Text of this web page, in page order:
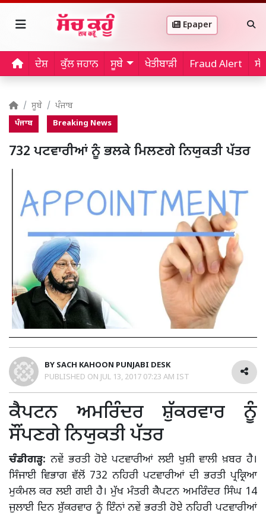
Epaper
ਦੇਸ਼ ਕੁੱਲ ਜਹਾਨ ਸੂਬੇ ਖੇਤੀਬਾੜੀ Fraud Alert
ਸੂਬੇ ਪੰਜਾਬ
ਪੰਜਾਬ Breaking News
732 ਪਟਵਾਰੀਆਂ ਨੂੰ ਭਲਕੇ ਮਿਲਣਗੇ ਨਿਯੁਕਤੀ ਪੱਤਰ
BY SACH KAHOON PUNJABI DESK
PUBLISHED ON JUL 13, 2017 07:23 AM IST
ਕੈਪਟਨ ਅਮਰਿੰਦਰ ਸ਼ੁੱਕਰਵਾਰ ਨੂੰ
ਸੌਂਪਣਗੇ ਨਿਯੁਕਤੀ ਪੱਤਰ
ਚੰਡੀਗੜ੍ਹ: ਨਵੇਂ ਭਰਤੀ ਹੋਏ ਪਟਵਾਰੀਆਂ ਲਈ ਖੁਸ਼ੀ ਵਾਲੀ ਖ਼ਬਰ ਹੈ।
ਸਿੰਜਾਈ ਵਿਭਾਗ ਵੱਲੋਂ 732 ਨਹਿਰੀ ਪਟਵਾਰੀਆਂ ਦੀ ਭਰਤੀ ਪ੍ਰਕ੍ਰਿਆ
ਮੁਕੰਮਲ ਕਰ ਲਈ ਗਈ ਹੈ। ਮੁੱਖ ਮੰਤਰੀ ਕੈਪਟਨ ਅਮਰਿੰਦਰ ਸਿੰਘ 14
ਜੁਲਾਈ ਦਿਨ ਸ਼ੁੱਕਰਵਾਰ ਨੂੰ ਇੰਨਾਂ ਨਵੇਂ ਭਰਤੀ ਹੋਏ ਨਹਿਰੀ ਪਟਵਾਰੀਆਂ